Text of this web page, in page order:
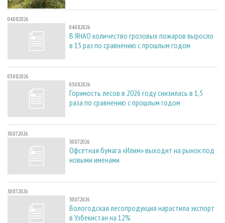
04.08.2026
04.08.2026
В ЯНАО количество грозовых пожаров выросло
в 15 раз по сравнению с прошлым годом
03.08.2026
03.08.2026
Горимость лесов в 2026 году снизилась в 1,5
раза по сравнению с прошлым годом
30.07.2026
30.07.2026
Офсетная бумага «Илим» выходит на рынок под
новыми именами
30.07.2026
30.07.2026
Вологодская лесопродукция нарастила экспорт
в Узбекистан на 12%